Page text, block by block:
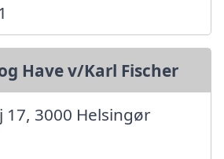
Have v/Karl Fischer
3000 Helsingør